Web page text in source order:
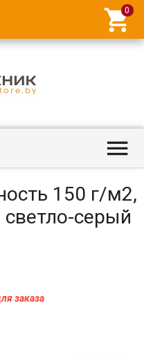


150 г/м2,
серый
заказа